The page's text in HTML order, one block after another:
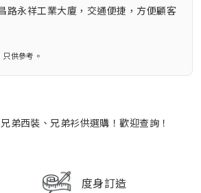
路永祥工業大廈，交通便捷，方便顧客
供參考。
弟西裝、兄弟衫供選購！歡迎查詢！
度身訂造